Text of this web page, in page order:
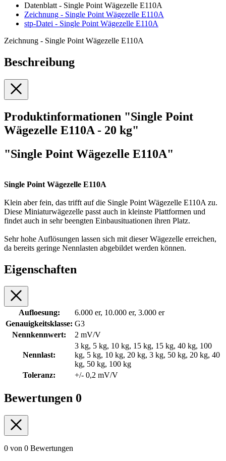
Datenblatt - Single Point Wägezelle E110A
Zeichnung - Single Point Wägezelle E110A
stp-Datei - Single Point Wägezelle E110A
Zeichnung - Single Point Wägezelle E110A
Beschreibung
Produktinformationen "Single Point
Wägezelle E110A - 20 kg"
"Single Point Wägezelle E110A"
Single Point Wägezelle E110A
Klein aber fein, das trifft auf die Single Point Wägezelle E110A zu.
Diese Miniaturwägezelle passt auch in kleinste Plattformen und
findet auch in sehr beengten Einbausituationen ihren Platz.
Sehr hohe Auflösungen lassen sich mit dieser Wägezelle erreichen,
da bereits geringe Nennlasten abgebildet werden können.
Eigenschaften
Aufloesung:
6.000 er, 10.000 er, 3.000 er
Genauigkeitsklasse: G3
Nennkennwert:
2 mV/V
Nennlast:
3 kg, 5 kg, 10 kg, 15 kg, 15 kg, 40 kg, 100
kg, 5 kg, 10 kg, 20 kg, 3 kg, 50 kg, 20 kg, 40
kg, 50 kg, 100 kg
Toleranz:
+/- 0,2 mV/V
Bewertungen 0
0 von 0 Bewertungen